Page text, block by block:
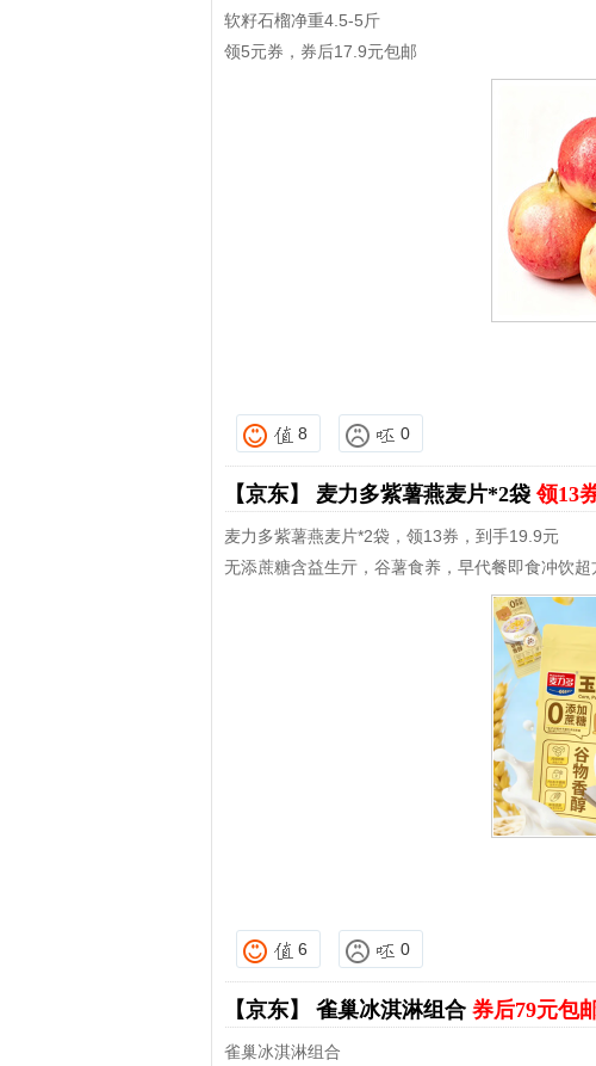
软籽石榴净重4.5-5斤
领5元券，券后17.9元包邮
8 0
【京东】 麦力多紫薯燕麦片*2袋领13
麦力多紫薯燕麦片*2袋，领13券，到手19.9元
无添蔗糖含益生亓，谷薯食养，早代餐即食冲饮超
6 0
【京东】 雀巢冰淇淋组合 券后79元包
雀巢冰淇淋组合